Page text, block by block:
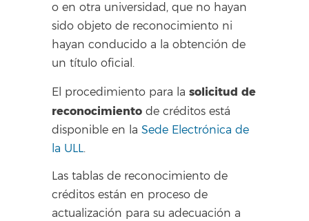
o en otra universidad, que no hayan
sido objeto de reconocimiento ni
hayan conducido a la obtención de
un título oficial.
El procedimiento para lasolicitud de
reconocimiento de créditos está
disponible en laSede Electrónica de
la ULL.
Las tablas de reconocimiento de
créditos están en proceso de
actualización para su adecuación a